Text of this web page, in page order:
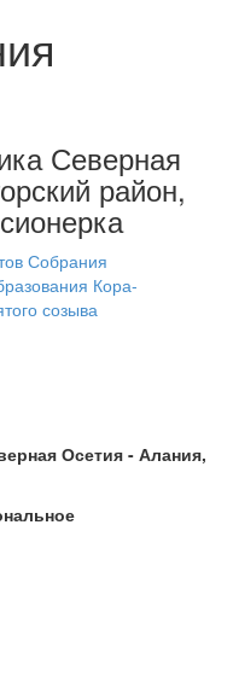
Северная
район,
Собрания
Кора-
созыва
Осетия - Алания,